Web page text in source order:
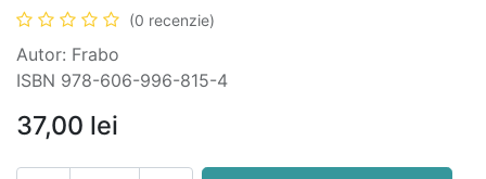
(0 recenzie)
Autor: Frabo
ISBN 978-606-996-815-4
37,00 lei